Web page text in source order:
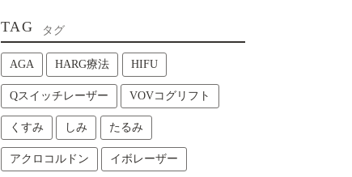
TAG タグ
AGA HARG療法 HIFU
Qスイッチレーザー VOVコグリフト
くすみ しみ たるみ
アクロコルドン イボレーザー